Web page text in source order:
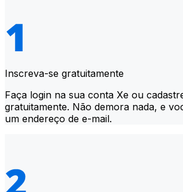
Inscreva-se gratuitamente
Faça login na sua conta Xe ou
gratuitamente. Não demora nada, e
um endereço de e-mail.